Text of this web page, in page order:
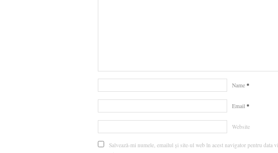
Name *
Email *
Website
Salvează-mi numele, emailul și site-ul web în acest navigator pentru data